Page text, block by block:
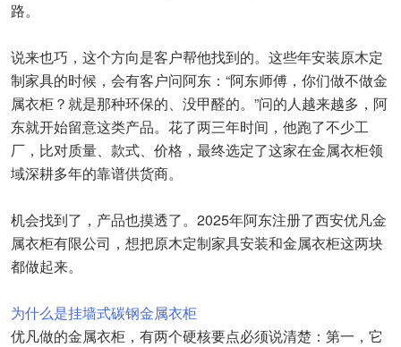
路。
说来也巧，这个方向是客户帮他找到的。这些年安装原木定
制家具的时候，会有客户问阿东：“阿东师傅，你们做不做金
属衣柜？就是那种环保的、没甲醛的。”问的人越来越多，阿
东就开始留意这类产品。花了两三年时间，他跑了不少工
厂，比对质量、款式、价格，最终选定了这家在金属衣柜领
域深耕多年的靠谱供货商。
机会找到了，产品也摸透了。2025年阿东注册了西安优凡金
属衣柜有限公司，想把原木定制家具安装和金属衣柜这两块
都做起来。
为什么是挂墙式碳钢金属衣柜
优凡做的金属衣柜，有两个硬核要点必须说清楚：第一，它